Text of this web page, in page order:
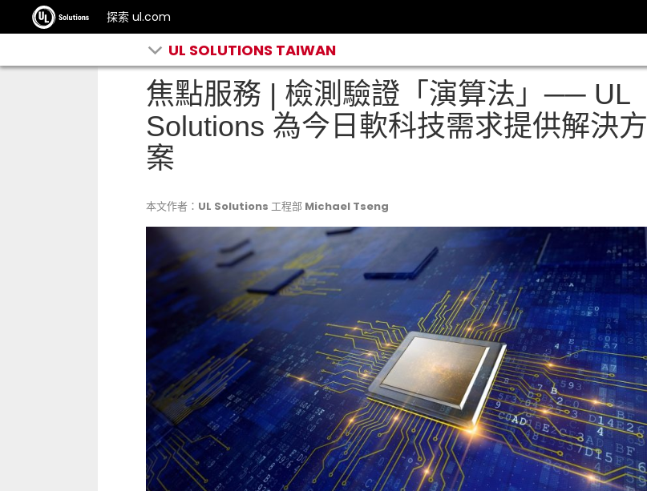
探索 ul.com
UL SOLUTIONS TAIWAN
焦點服務 | 檢測驗證「演算法」── UL
Solutions 為今日軟科技需求提供解決方
案
本文作者：UL Solutions 工程部 Michael Tseng